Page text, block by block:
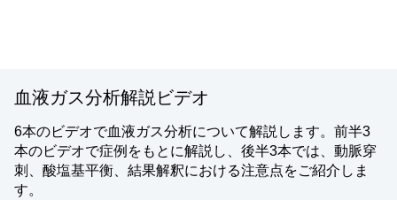
血液ガス分析解説ビデオ
6本のビデオで血液ガス分析について解説します。前半3
本のビデオで症例をもとに解説し、後半3本では、動脈穿
刺、酸塩基平衡、結果解釈における注意点をご紹介しま
す。